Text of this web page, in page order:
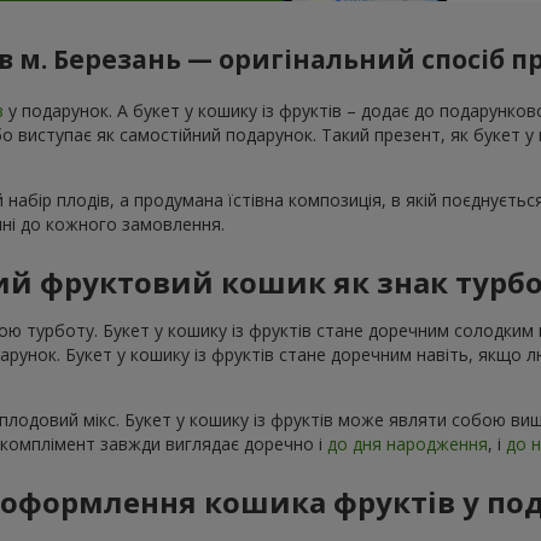
м. Березань — оригінальний спосіб
у подарунок. А букет у кошику із фруктів – додає до
як самостійний подарунок. Такий презент, як букет
плодів, а продумана їстівна композиція, в якій
до кожного замовлення.
фруктовий кошик як знак
турботу. Букет у кошику із фруктів стане доречним
Букет у кошику із фруктів стане доречним навіть, якщо
мікс. Букет у кошику із фруктів може являти собою
завжди виглядає доречно і до дня народження, і до
оформлення кошика фруктів у